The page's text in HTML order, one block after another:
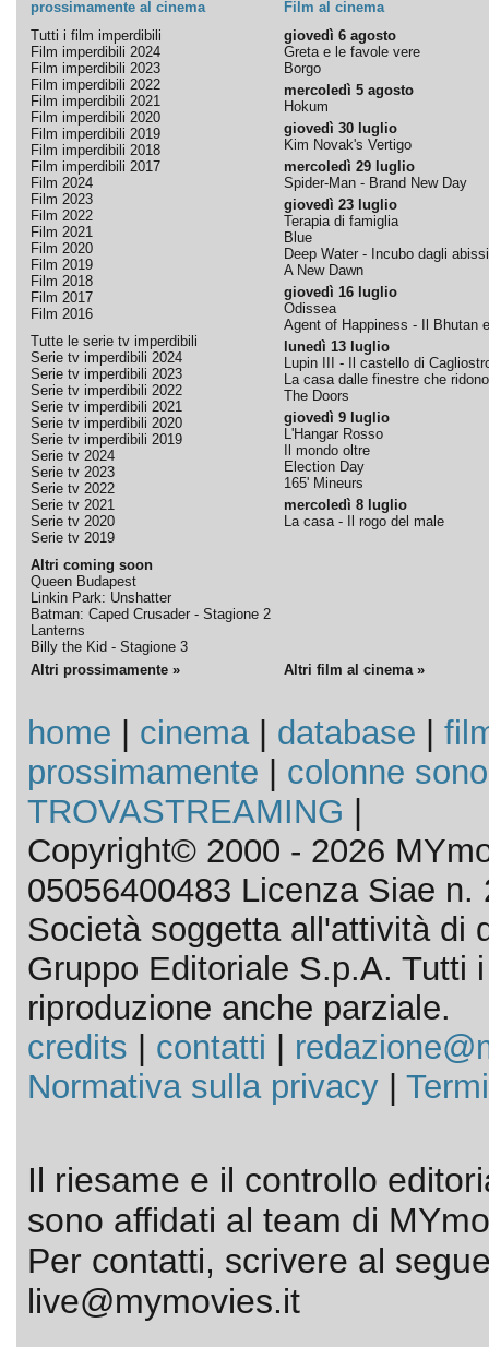
prossimamente al cinema
Film al cinema
Tutti i film imperdibili
Film imperdibili 2024
Film imperdibili 2023
Film imperdibili 2022
Film imperdibili 2021
Film imperdibili 2020
Film imperdibili 2019
Film imperdibili 2018
Film imperdibili 2017
Film 2024
Film 2023
Film 2022
Film 2021
Film 2020
Film 2019
Film 2018
Film 2017
Film 2016
Tutte le serie tv imperdibili
Serie tv imperdibili 2024
Serie tv imperdibili 2023
Serie tv imperdibili 2022
Serie tv imperdibili 2021
Serie tv imperdibili 2020
Serie tv imperdibili 2019
Serie tv 2024
Serie tv 2023
Serie tv 2022
Serie tv 2021
Serie tv 2020
Serie tv 2019
Altri coming soon
Queen Budapest
Linkin Park: Unshatter
Batman: Caped Crusader - Stagione 2
Lanterns
Billy the Kid - Stagione 3
giovedì 6 agosto
Greta e le favole vere
Borgo
mercoledì 5 agosto
Hokum
giovedì 30 luglio
Kim Novak's Vertigo
mercoledì 29 luglio
Spider-Man - Brand New Day
giovedì 23 luglio
Terapia di famiglia
Blue
Deep Water - Incubo dagli abissi
A New Dawn
giovedì 16 luglio
Odissea
Agent of Happiness - Il Bhutan
lunedì 13 luglio
Lupin III - Il castello di
La casa dalle finestre che ridono
The Doors
giovedì 9 luglio
L'Hangar Rosso
Il mondo oltre
Election Day
165' Mineurs
mercoledì 8 luglio
La casa - Il rogo del male
Altri prossimamente » Altri film al cinema »
home cinema| database
prossimamente
colonne
TROVASTREAMING
Copyright© 2000 - 2026
05056400483 Licenza Siae n.
Società soggetta all'attività di
Gruppo Editoriale S.p.A. Tutti
riproduzione anche parziale.
credits
contatti
Normativa sulla privacy|
Il riesame e il controllo
sono affidati al team di
Per contatti, scrivere al
live@mymovies.it